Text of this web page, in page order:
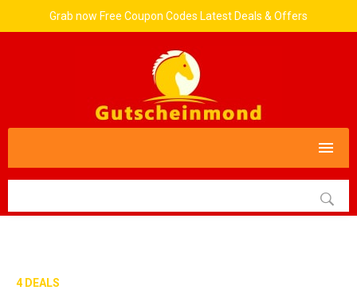
Grab now Free Coupon Codes Latest Deals & Offers
4 DEALS